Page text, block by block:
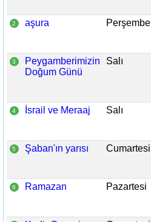
2 aşura Perşembe
3
Peygamberimizin
Doğum Günü
Salı
4 İsrail ve Meraaj Salı
5 Şaban'ın yarısı Cumartesi
6 Ramazan Pazartesi